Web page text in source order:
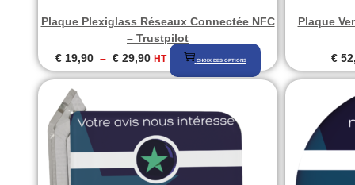
Plaque Plexiglass Réseaux Connectée NFC
– Trustpilot
€19,90 – €29,90Plage
de
€ 19,90
à
€ 29,90
HT CHOIX DES OPTIONS
produit
variations.
Plaque
€